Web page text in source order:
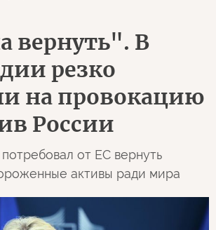
вернуть". В
резко
на провокацию
России
от ЕС вернуть
активы ради мира